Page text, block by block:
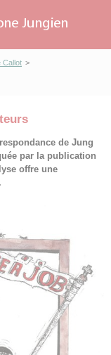
Callot >
de Jung
par la publication
offre une